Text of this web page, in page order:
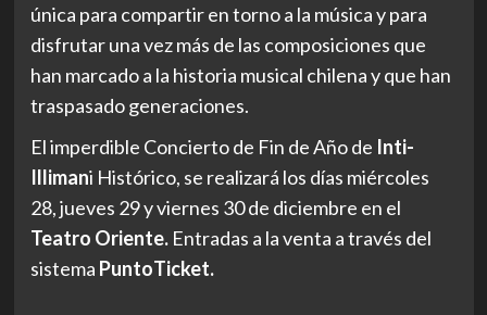
única para compartir en torno a la música y para
disfrutar una vez más de las composiciones que
han marcado a la historia musical chilena y que han
traspasado generaciones.
El imperdible Concierto de Fin de Año de Inti-
Illimani Histórico, se realizará los días miércoles
28, jueves 29 y viernes 30 de diciembre en el
Teatro Oriente.Entradas a la venta a través del
sistema PuntoTicket.